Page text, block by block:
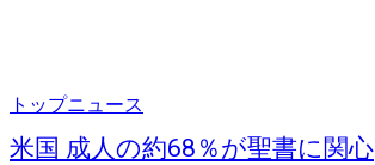
トップニュース
米国 成人の約68％が聖書に関心